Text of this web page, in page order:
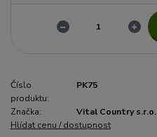
Číslo
produktu:
PK75
Značka:
Vital Country s.r.o.
Hlídat cenu / dostupnost